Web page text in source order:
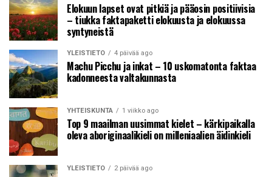
Elokuun lapset ovat pitkiä ja pääosin positiivisia
– tiukka faktapaketti elokuusta ja elokuussa
syntyneistä
YLEISTIETO 4 päivää ago
Machu Picchu ja inkat – 10 uskomatonta faktaa
kadonneesta valtakunnasta
YHTEISKUNTA 1 viikko ago
Top 9 maailman uusimmat kielet – kärkipaikalla
oleva aboriginaalikieli on milleniaalien äidinkieli
YLEISTIETO 2 päivää ago